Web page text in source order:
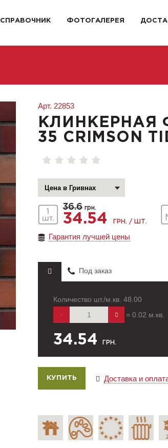
СПРАВОЧНИК ФОТОГАЛЕРЕЯ
Арт. 22853
КЛИНКЕРНАЯ
35 CRIMSON
36.6 грн.
34.54 ГРН. / ШТ.
Гарантия лучшей цены
Под заказ
Количество шт./м.кв. 48.00
= 0.02 м.кв.
34.54 ГРН.
Доставка и